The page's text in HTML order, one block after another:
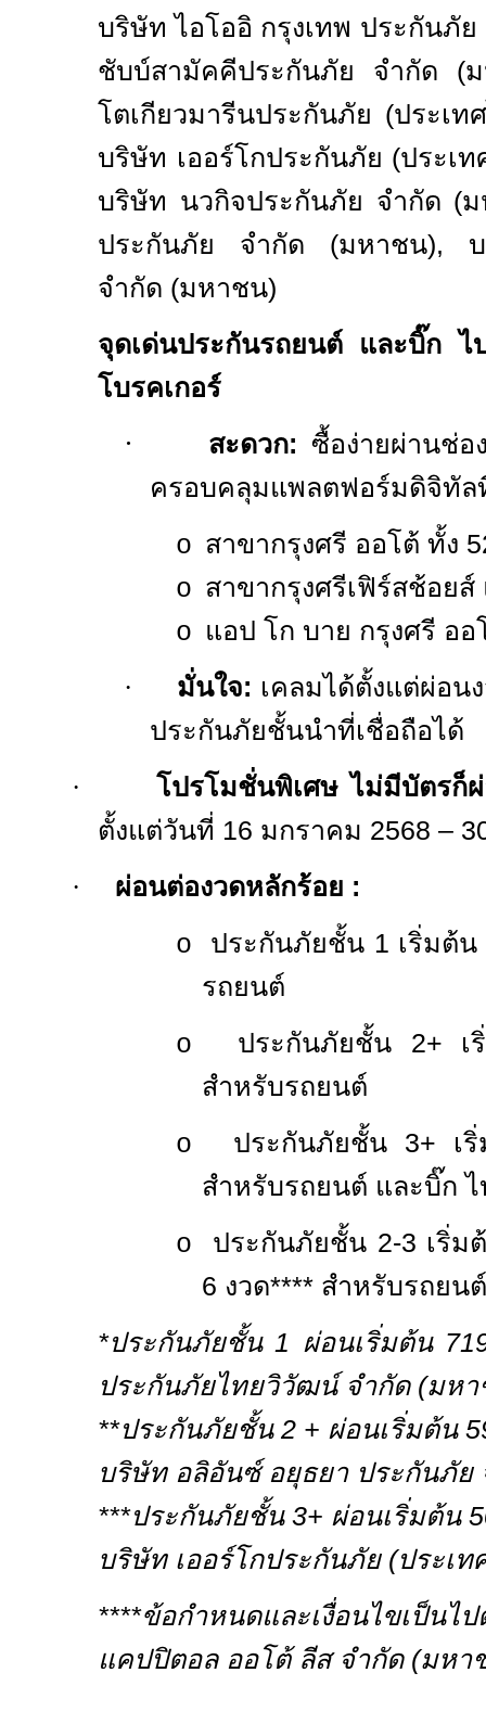
บริษัท ไอโออิ กรุงเทพ ประกันภั
ชับบ์สามัคคีประกันภัย จำกัด (
โตเกียวมารีนประกันภัย (ประเ
บริษัท เออร์โกประกันภัย (ประเ
บริษัท นวกิจประกันภัย จำกัด (
ประกันภัย จำกัด (มหาชน),
จำกัด (มหาชน)
จุดเด่นประกันรถยนต์ และบิ๊ก
โบรคเกอร์
· สะดวก: ซื้อง่ายผ่านช่อ
ครอบคลุมแพลตฟอร์มดิจิทัล
o สาขากรุงศรี ออโต้ ทั้ง
o สาขากรุงศรีเฟิร์สช้อย
o แอป โก บาย กรุงศรี ออ
·
มั่นใจ: เคลมได้ตั้งแต่ผ่อน
ประกันภัยชั้นนำที่เชื่อถือได้
·
โปรโมชั่นพิเศษ ไม่มีบัตรก็
ตั้งแต่วันที่ 16 มกราคม 2568 –
·
ผ่อนต่องวดหลักร้อย :
o ประกันภัยชั้น 1 เริ่มต้น
รถยนต์
o ประกันภัยชั้น 2+
สำหรับรถยนต์
o ประกันภัยชั้น 3+ เ
สำหรับรถยนต์ และบิ๊ก
o ประกันภัยชั้น 2-3 เริ่
6 งวด**** สำหรับรถยนต์
*ประกันภัยชั้น 1 ผ่อนเริ่มต้น
ประกันภัยไทยวิวัฒน์ จำกัด (มห
**ประกันภัยชั้น 2 + ผ่อนเริ่มต้น
บริษัท อลิอันซ์ อยุธยา ประกันภัย
***ประกันภัยชั้น 3+ ผ่อนเริ่มต้น
บริษัท เออร์โกประกันภัย (ประเ
****ข้อกำหนดและเงื่อนไขเป็นไ
แคปปิตอล ออโต้ ลีส จำกัด (มหา